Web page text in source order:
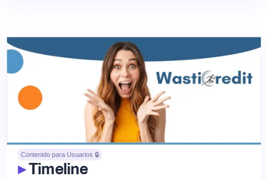
Contenido para Usuarios 🔒
▸Timeline